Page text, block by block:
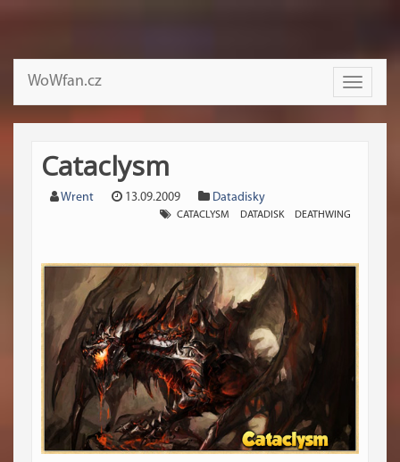
Toggle
WoWfan.cz
Cataclysm
Wrent 13.09.2009 Datadisky
CATACLYSM DATADISK DEATHWING